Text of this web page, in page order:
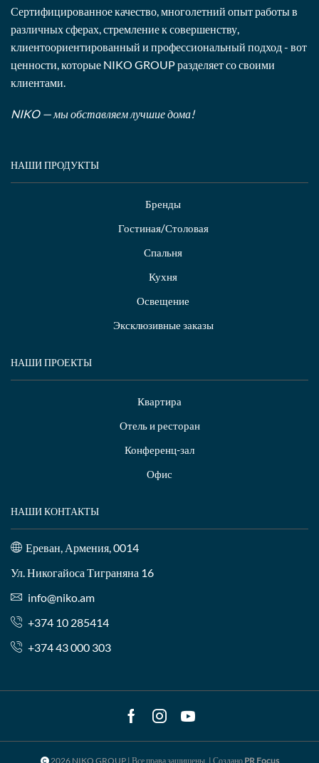
Сертифицированное качество, многолетний опыт работы в
различных сферах, стремление к совершенству,
клиентоориентированный и профессиональный подход - вот
ценности, которые NIKO GROUP разделяет со своими
клиентами.
NIKO — мы обставляем лучшие дома!
НАШИ ПРОДУКТЫ
Бренды
Гостиная/Столовая
Спальня
Кухня
Освещение
Эксклюзивные заказы
НАШИ ПРОЕКТЫ
Квартира
Отель и ресторан
Конференц-зал
Офис
НАШИ КОНТАКТЫ
Ереван, Армения, 0014
Ул. Никогайоса Тиграняна 16
info@niko.am
+374 10 285414
+374 43 000 303
Facebook
Instagram
Youtube
2026 NIKO GROUP | Все права защищены. | Создано PR Focus